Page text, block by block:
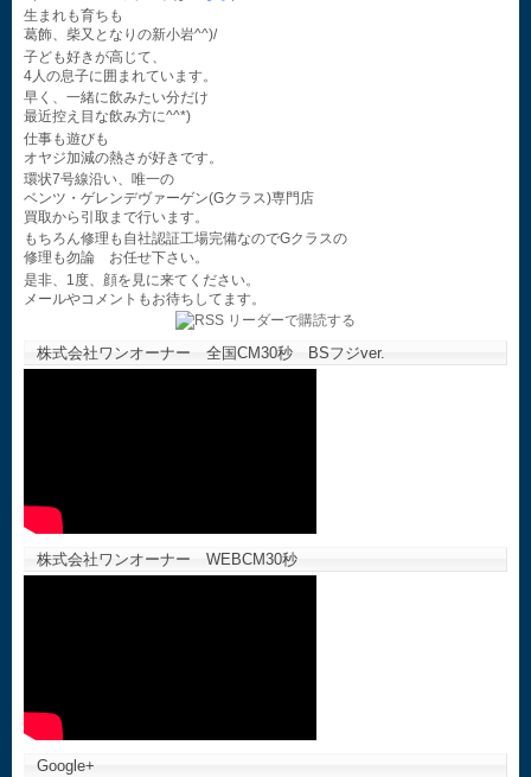
生まれも育ちも
葛飾、柴又となりの新小岩^^)/
子ども好きが高じて、
4人の息子に囲まれています。
早く、一緒に飲みたい分だけ
最近控え目な飲み方に^^*)
仕事も遊びも
オヤジ加減の熱さが好きです。
環状7号線沿い、唯一の
ベンツ・ゲレンデヴァーゲン(Gクラス)専門店
買取から引取まで行います。
もちろん修理も自社認証工場完備なのでGクラスの
修理も勿論 お任せ下さい。
是非、1度、顔を見に来てください。
メールやコメントもお待ちしてます。
株式会社ワンオーナー 全国CM30秒 BSフジver.
株式会社ワンオーナー WEBCM30秒
Google+